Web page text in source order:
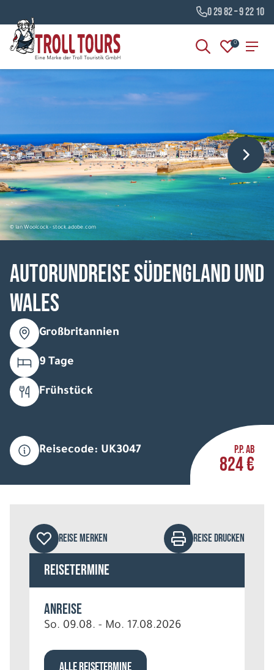
0 29 82 – 9 22 10
0
© Ian Woolcock - stock.adobe.com
Autorundreise Südengland und
Wales
Großbritannien
9 Tage
Frühstück
Reisecode: UK3047 P.P. AB
824 €
REISE MERKEN REISE DRUCKEN
Reisetermine
Anreise
So. 09.08. - Mo. 17.08.2026
ALLE REISETERMINE